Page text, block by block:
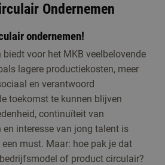
Ondernemen
ondernemen!
voor het MKB veelbelovende
lagere productiekosten, meer
en verantwoord
toekomst te kunnen blijven
continuïteit van
interesse van jong talent is
must. Maar: hoe pak je dat
of product circulair?